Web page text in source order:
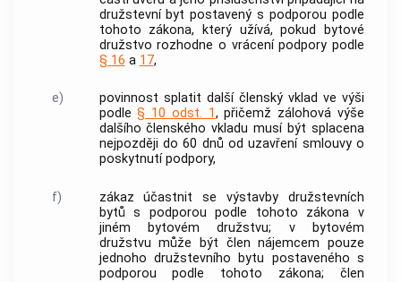
družstevní byt postavený spodporou podle
tohoto zákona, který užívá, pokud bytové
družstvo rozhodne o vrácenípodpory podle
§ 16 a 17,
e)
povinnost splatit další členský vklad ve výši
podle§ 10 odst. 1, přičemž zálohová výše
dalšího členského vkladu musí být splacena
nejpozději do 60 dnů od uzavření smlouvy o
poskytnutípodpory,
f) zákaz účastnit sevýstavby družstevních
bytů s podporou podle tohoto zákona v
jiném bytovém družstvu; v bytovém
družstvu může být člen nájemcem pouze
jednoho družstevního bytu postaveného s
podporou podle tohoto zákona; člen